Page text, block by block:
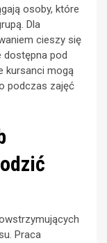
osoby, które
Dla
cieszy się
dostępna pod
kursanci mogą
podczas zajęć
Praca